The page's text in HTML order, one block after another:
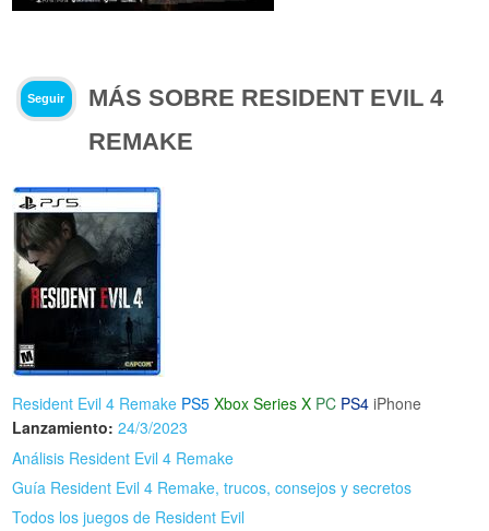
Seguir
MÁS SOBRE RESIDENT EVIL 4
REMAKE
Resident Evil 4 Remake PS5 Xbox Series X PC PS4 iPhone
Lanzamiento: 24/3/2023
Análisis Resident Evil 4 Remake
Guía Resident Evil 4 Remake, trucos, consejos y secretos
Todos los juegos de Resident Evil